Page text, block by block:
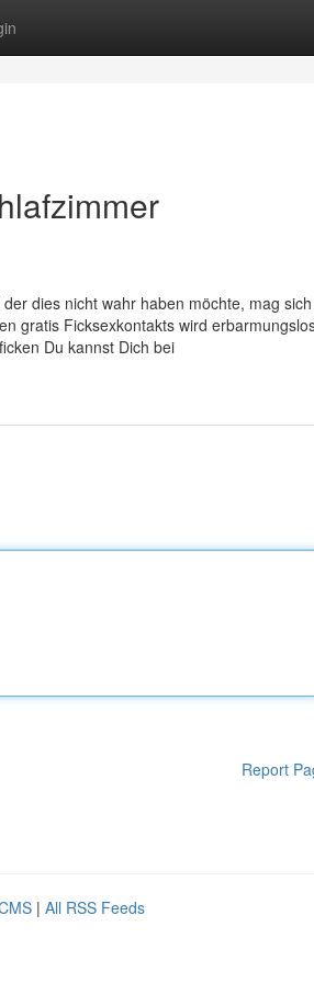
dies nicht wahr haben möchte, mag sich
gratis Ficksexkontakts wird
Du kannst Dich bei
Report
| All RSS Feeds